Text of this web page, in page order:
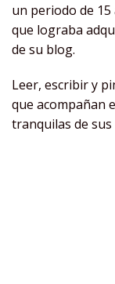
un periodo de
que lograba
de su blog.
Leer, escribir y
que acompañan
tranquilas de sus